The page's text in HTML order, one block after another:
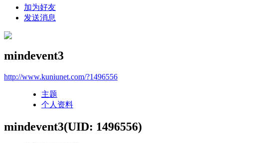
加为好友
发送消息
mindevent3
http://www.kuniunet.com/?1496556
主题
个人资料
mindevent3(UID: 1496556)